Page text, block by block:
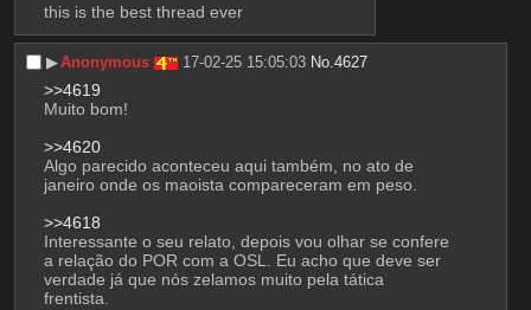
this is the best thread ever
▶︎Anonymous 17-02-25 15:05:03 No.4627
>>4619
Muito bom!
>>4620
Algo parecido aconteceu aqui também, no ato de
janeiro onde os maoista compareceram em peso.
>>4618
Interessante o seu relato, depois vou olhar se confere
a relação do POR com a OSL. Eu acho que deve ser
verdade já que nós zelamos muito pela tática
frentista.